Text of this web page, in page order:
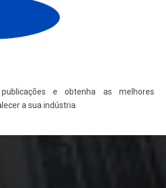
e obtenha as melhores
a sua indústria.